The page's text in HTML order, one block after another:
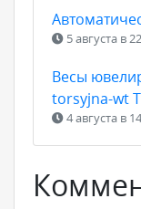
5 августа в
Весы
torsyjna-wt
4 августа в